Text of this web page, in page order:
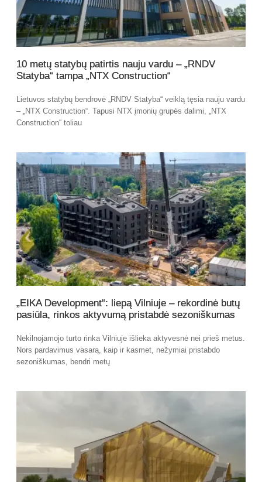
10 metų statybų patirtis nauju vardu – „RNDV
Statyba“ tampa „NTX Construction“
Lietuvos statybų bendrovė „RNDV Statyba“ veiklą tęsia nauju vardu
– „NTX Construction“. Tapusi NTX įmonių grupės dalimi, „NTX
Construction“ toliau
„EIKA Development“: liepą Vilniuje – rekordinė butų
pasiūla, rinkos aktyvumą pristabdė sezoniškumas
Nekilnojamojo turto rinka Vilniuje išlieka aktyvesnė nei prieš metus.
Nors pardavimus vasarą, kaip ir kasmet, nežymiai pristabdo
sezoniškumas, bendri metų